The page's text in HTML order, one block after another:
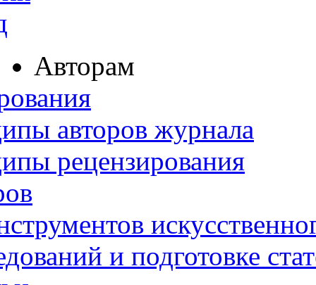
Авторам
авторов журнала
рецензирования
и подготовке